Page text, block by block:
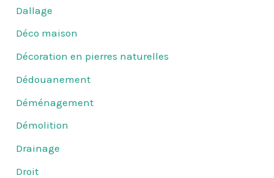
Dallage
Déco maison
Décoration en pierres naturelles
Dédouanement
Déménagement
Démolition
Drainage
Droit